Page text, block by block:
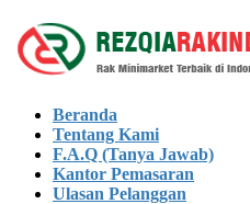
Skip
to
the
Skip
to
the
Beranda
Tentang Kami
F.A.Q (Tanya Jawab)
Kantor Pemasaran
Ulasan Pelanggan